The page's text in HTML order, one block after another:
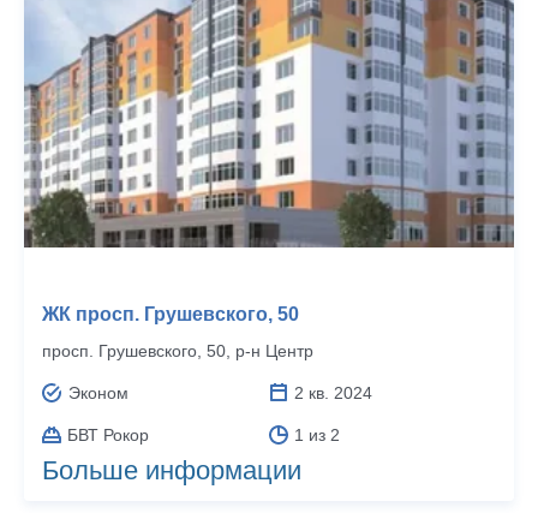
ЖК просп. Грушевского, 50
просп. Грушевского, 50, р‑н Центр
Эконом 2 кв. 2024
БВТ Рокор 1 из 2
Больше информации